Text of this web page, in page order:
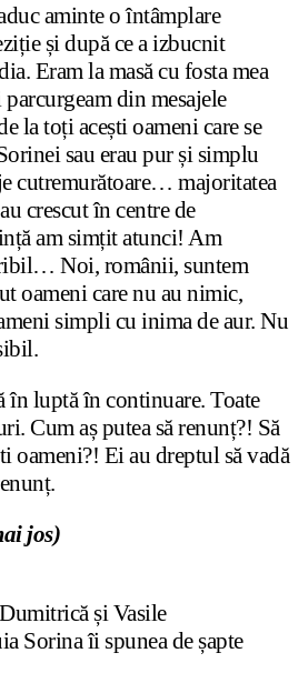
aminte o întâmplare
și după ce a izbucnit
Eram la masă cu fosta mea
din mesajele
la toți acești oameni care se
sau erau pur și simplu
cutremurătoare… majoritatea
crescut în centre de
am simțit atunci! Am
Noi, românii, suntem
oameni care nu au nimic,
simpli cu inima de aur. Nu
în luptă în continuare. Toate
Cum aș putea să renunț?! Să
oameni?! Ei au dreptul să vadă
jos)
și Vasile
Sorina îi spunea de șapte